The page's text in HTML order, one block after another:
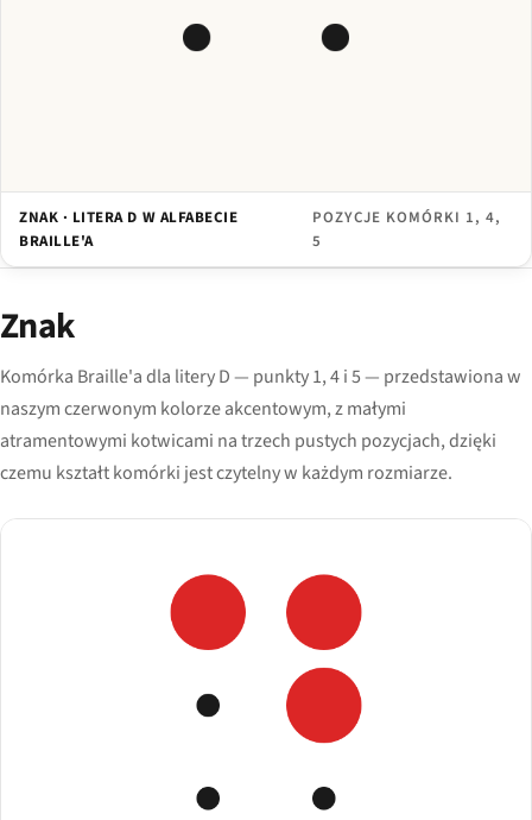
ZNAK · LITERA D W ALFABECIE
BRAILLE'A
POZYCJE KOMÓRKI 1, 4,
5
Znak
Komórka Braille'a dla litery D — punkty 1, 4 i 5 — przedstawiona w
naszym czerwonym kolorze akcentowym, z małymi
atramentowymi kotwicami na trzech pustych pozycjach, dzięki
czemu kształt komórki jest czytelny w każdym rozmiarze.